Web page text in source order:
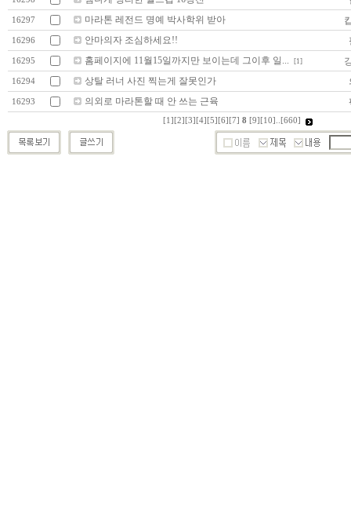
16297 마라톤 레전드 명예 박사학위 받아
16296 안마의자 조심하세요!!
16295 홈페이지에 11월15일까지만 보이는데 그이후 일... [1]
16294 상탈 러너 사진 찍는게 잘못인가
16293 의외로 마라톤할 때 안 쓰는 근육
[1] [2] [3] [4] [5] [6] [7] 8 [9] [10] [660]